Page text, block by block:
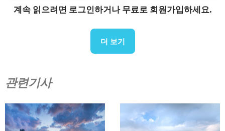
지 누적)
계속 읽으려면 로그인하거나 무료로 회원가입하세요.
더 보기
관련기사